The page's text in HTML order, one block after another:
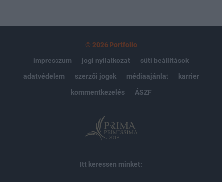
© 2026 Portfolio
impresszum
jogi nyilatkozat
süti beállítások
adatvédelem
szerzői jogok médiaajánlat
karrier
kommentkezelés
ÁSZF
Itt keressen minket: